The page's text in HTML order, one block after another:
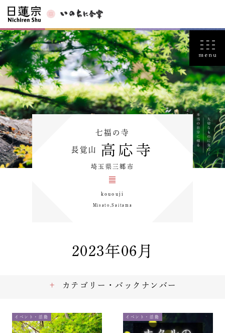
七福の寺
長覚山 高応寺
埼玉県三郷市
kououji
Misato,Saitama
2023年06月
イベント・活動 イベント・活動
カテゴリー・バックナンバー